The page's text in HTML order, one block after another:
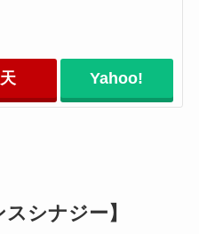
Yahoo!
シナジー】